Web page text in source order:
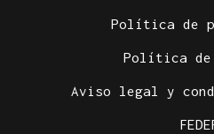
Política de
Política de
Aviso legal y